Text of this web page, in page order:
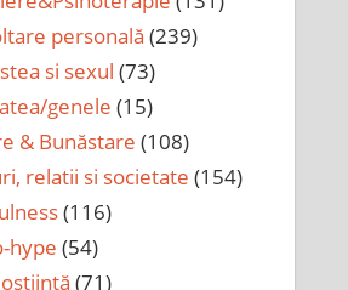
personală (239)
si sexul (73)
genele (15)
& Bunăstare (108)
relatii si societate (154)
(116)
hype (54)
(71)